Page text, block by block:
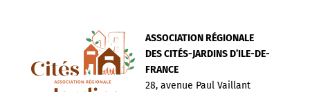
ASSOCIATION RÉGIONALE
DES CITÉS-JARDINS D’ILE-DE-
FRANCE
28, avenue Paul Vaillant